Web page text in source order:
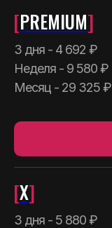
[PREMIUM]
3 дня - 4 692 ₽
Неделя - 9 580 ₽
Месяц - 29 325 ₽
[X]
3 дня - 5 880 ₽